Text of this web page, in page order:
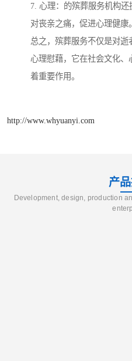
7. 心理：的殡葬服务机构
对丧亲之痛，促进心理健康。
总之，殡葬服务不仅是对
心理慰藉，它在社会文化
着重要作用。
http://www.whyuanyi.com
产
Development, design, production